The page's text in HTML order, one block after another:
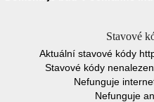
Stavové
Aktuální stavové kódy
Stavové kódy
Nefunguje
Nefunguje